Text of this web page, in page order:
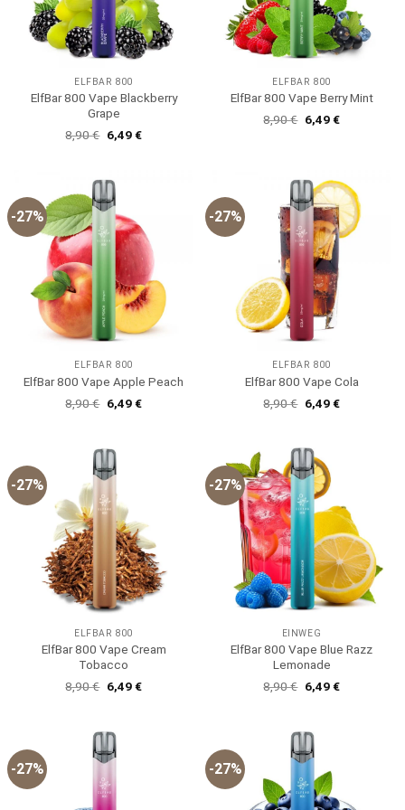
ELFBAR 800
ElfBar 800 Vape Blackberry
Grape
8,90€ Ursprünglicher
Preis
6,49€Aktueller
ELFBAR 800
ElfBar 800 Vape Berry Mint
8,90€ Ursprünglicher
Preis
6,49€Aktueller
-27%
ELFBAR 800
ElfBar 800 Vape Apple Peach
8,90€ Ursprünglicher
Preis
6,49€Aktueller
-27%
ELFBAR 800
ElfBar 800 Vape Cola
8,90€ Ursprünglicher
Preis
6,49€Aktueller
-27%
ELFBAR 800
ElfBar 800 Vape Cream
Tobacco
8,90€ Ursprünglicher
Preis
6,49€Aktueller
-27%
EINWEG
ElfBar 800 Vape Blue Razz
Lemonade
8,90€ Ursprünglicher
Preis
6,49€Aktueller
-27% -27%